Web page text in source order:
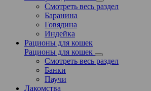
Смотреть весь раздел
Баранина
Говядина
Индейка
Рационы для кошек
Рационы для кошек
Смотреть весь раздел
Банки
Паучи
Лакомства